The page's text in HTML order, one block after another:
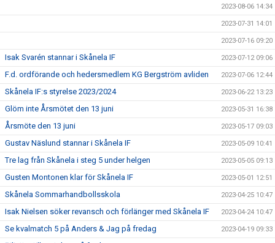
2023-08-06 14:34
2023-07-31 14:01
2023-07-16 09:20
Isak Svarén stannar i Skånela IF 2023-07-12 09:06
F.d. ordförande och hedersmedlem KG Bergström avliden 2023-07-06 12:44
Skånela IF:s styrelse 2023/2024 2023-06-22 13:23
Glöm inte Årsmötet den 13 juni 2023-05-31 16:38
Årsmöte den 13 juni 2023-05-17 09:03
Gustav Näslund stannar i Skånela IF 2023-05-09 10:41
Tre lag från Skånela i steg 5 under helgen 2023-05-05 09:13
Gusten Montonen klar för Skånela IF 2023-05-01 12:51
Skånela Sommarhandbollsskola 2023-04-25 10:47
Isak Nielsen söker revansch och förlänger med Skånela IF 2023-04-24 10:47
Se kvalmatch 5 på Anders & Jag på fredag 2023-04-19 09:33